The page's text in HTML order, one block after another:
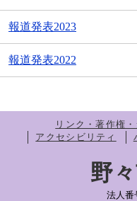
報道発表2023
報道発表2022
リンク・著作権
アクセシビリティ
野
法人番